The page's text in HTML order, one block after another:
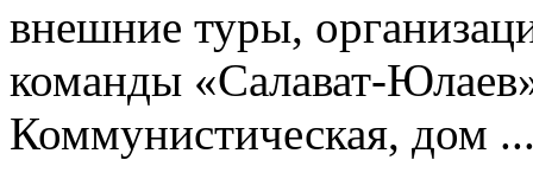
внешние туры,
команды «Салават-
Коммунистическая, дом